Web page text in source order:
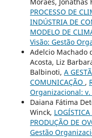
PROCESSO DE
INDÚSTRIA DE
MODELO DE
Visão: Gestão
Adelcio Machado
Acosta, Liz
Balbinoti, A
COMUNICAÇÃO ,
Organizacional: v.
Daiana Fátima
Winck,
PRODUÇÃO DE
Gestão